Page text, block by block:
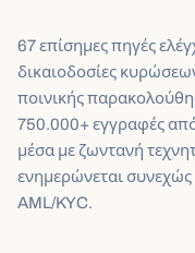
67 επίσημες πηγές
δικαιοδοσίες
ποινικής
750.000+ εγγραφές
μέσα με ζωντανή
ενημερώνεται
AML/KYC.